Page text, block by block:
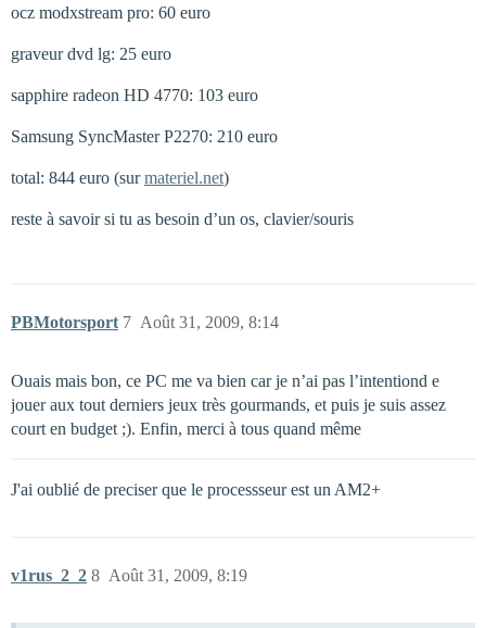
ocz modxstream pro: 60 euro
graveur dvd lg: 25 euro
sapphire radeon HD 4770: 103 euro
Samsung SyncMaster P2270: 210 euro
total: 844 euro (surmateriel.net)
reste à savoir si tu as besoin d’un os, clavier/souris
PBMotorsport Août 31, 2009, 8:14
7
Ouais mais bon, ce PC me va bien car je n’ai pas l’intentiond e
jouer aux tout derniers jeux très gourmands, et puis je suis assez
court en budget ;). Enfin, merci à tous quand même
J'ai oublié de preciser que le processseur est un AM2+
v1rus_2_2 Août 31, 2009, 8:19
8